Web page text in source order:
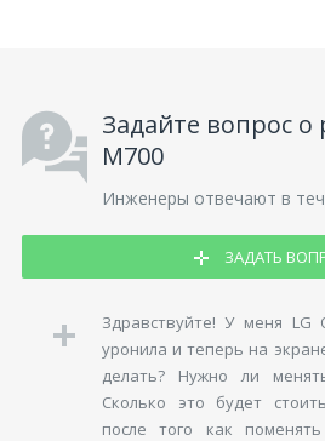
Задайте вопрос о
M700
Инженеры отвечают в
ЗАДАТЬ
Здравствуйте! У меня LG
уронила и теперь на
делать? Нужно ли
Сколько это будет
после того как